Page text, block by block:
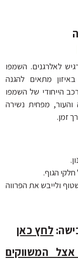
השמפו
מתאים להגנה
של השמפו
מפחית נשירה
יש לשטוף ולייבש את הפרווה
לחץ כאן
המשווקים